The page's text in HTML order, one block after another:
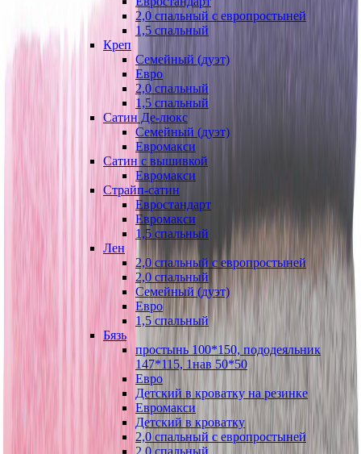
2,0 спальный с европростыней
1,5 спальный
Креп
Семейный (дуэт)
Евро
2,0 спальный
1,5 спальный
Сатин Де-люкс
Семейный (дуэт)
Евромакси
Сатин с вышивкой
Евромакси
Страйп-сатин
Евростандарт
Евромакси
1,5 спальный
Лен
2,0 спальный с европростыней
2,0 спальный
Семейный (дуэт)
Евро
1,5 спальный
Бязь
простынь 100*150, пододеяльник
147*115, 1нав 50*50
Евро
Детский в кроватку на резинке
Евромакси
Детский в кроватку
2,0 спальный с европростыней